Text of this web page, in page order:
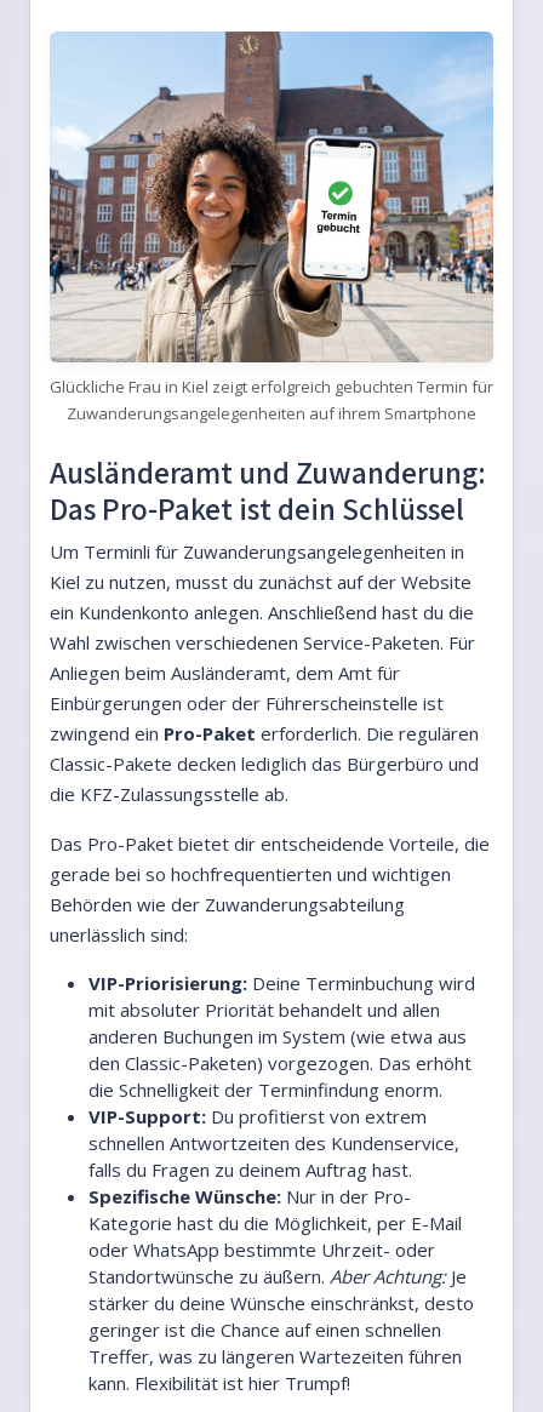
Glückliche Frau in Kiel zeigt erfolgreich gebuchten Termin für
Zuwanderungsangelegenheiten auf ihrem Smartphone
Ausländeramt und Zuwanderung:
Das Pro-Paket ist dein Schlüssel
Um Terminli für Zuwanderungsangelegenheiten in
Kiel zu nutzen, musst du zunächst auf der Website
ein Kundenkonto anlegen. Anschließend hast du die
Wahl zwischen verschiedenen Service-Paketen. Für
Anliegen beim Ausländeramt, dem Amt für
Einbürgerungen oder der Führerscheinstelle ist
zwingend ein Pro-Paket erforderlich. Die regulären
Classic-Pakete decken lediglich das Bürgerbüro und
die KFZ-Zulassungsstelle ab.
Das Pro-Paket bietet dir entscheidende Vorteile, die
gerade bei so hochfrequentierten und wichtigen
Behörden wie der Zuwanderungsabteilung
unerlässlich sind:
VIP-Priorisierung: Deine Terminbuchung wird
mit absoluter Priorität behandelt und allen
anderen Buchungen im System (wie etwa aus
den Classic-Paketen) vorgezogen. Das erhöht
die Schnelligkeit der Terminfindung enorm.
VIP-Support: Du profitierst von extrem
schnellen Antwortzeiten des Kundenservice,
falls du Fragen zu deinem Auftrag hast.
Spezifische Wünsche: Nur in der Pro-
Kategorie hast du die Möglichkeit, per E-Mail
oder WhatsApp bestimmte Uhrzeit- oder
Standortwünsche zu äußern. Aber Achtung:Je
stärker du deine Wünsche einschränkst, desto
geringer ist die Chance auf einen schnellen
Treffer, was zu längeren Wartezeiten führen
kann. Flexibilität ist hier Trumpf!